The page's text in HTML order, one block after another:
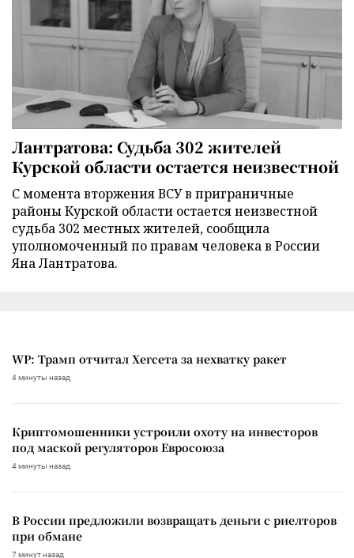
Лантратова: Судьба 302 жителей
Курской области остается неизвестной
С момента вторжения ВСУ в приграничные
районы Курской области остается неизвестной
судьба 302 местных жителей, сообщила
уполномоченный по правам человека в России
Яна Лантратова.
WP: Трамп отчитал Хегсета за нехватку ракет
4 минуты назад
Криптомошенники устроили охоту на инвесторов
под маской регуляторов Евросоюза
4 минуты назад
В России предложили возвращать деньги с риелторов
при обмане
7 минут назад